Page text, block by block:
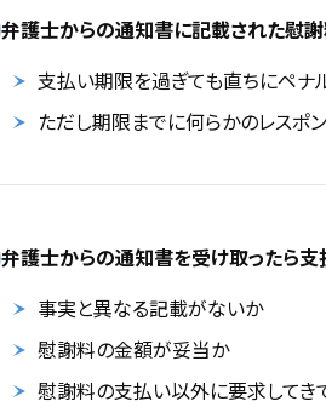
弁護士からの通知書に記載された慰
支払い期限を過ぎても直ちにペナ
ただし期限までに何らかのレスポ
弁護士からの通知書を受け取ったら
事実と異なる記載がないか
慰謝料の金額が妥当か
慰謝料の支払い以外に要求してき